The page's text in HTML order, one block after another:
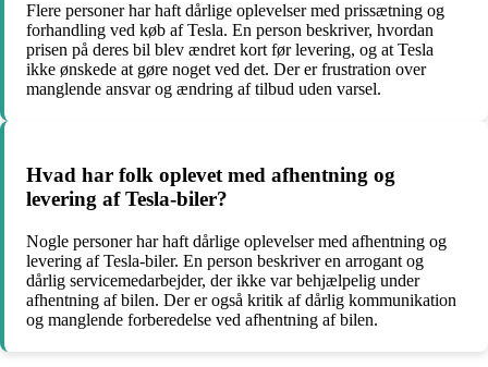
Flere personer har haft dårlige oplevelser med prissætning og
forhandling ved køb af Tesla. En person beskriver, hvordan
prisen på deres bil blev ændret kort før levering, og at Tesla
ikke ønskede at gøre noget ved det. Der er frustration over
manglende ansvar og ændring af tilbud uden varsel.
Hvad har folk oplevet med afhentning og
levering af Tesla-biler?
Nogle personer har haft dårlige oplevelser med afhentning og
levering af Tesla-biler. En person beskriver en arrogant og
dårlig servicemedarbejder, der ikke var behjælpelig under
afhentning af bilen. Der er også kritik af dårlig kommunikation
og manglende forberedelse ved afhentning af bilen.